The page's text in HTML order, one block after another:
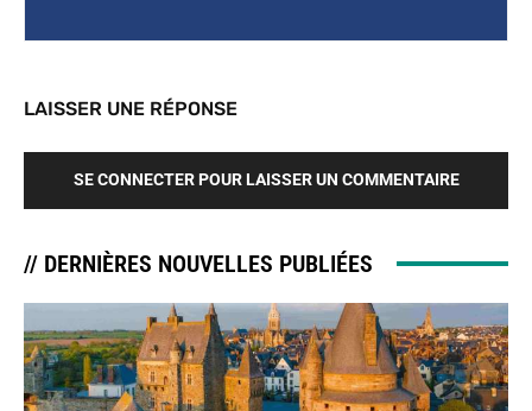
LAISSER UNE RÉPONSE
SE CONNECTER POUR LAISSER UN COMMENTAIRE
// DERNIÈRES NOUVELLES PUBLIÉES